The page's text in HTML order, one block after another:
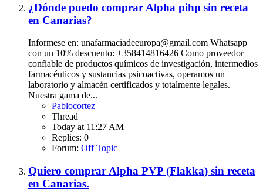
¿Dónde puedo comprar Alpha pihp sin receta
en Canarias?
Informese en: unafarmaciadeeuropa@gmail.com Whatsapp
con un 10% descuento: +358414816426 Como proveedor
confiable de productos químicos de investigación, intermedios
farmacéuticos y sustancias psicoactivas, operamos un
laboratorio y almacén certificados y totalmente legales.
Nuestra gama de...
Pablocortez
Thread
Today at 11:27 AM
Replies: 0
Forum: Off Topic
Quiero comprar Alpha PVP (Flakka) sin receta
en Canarias.